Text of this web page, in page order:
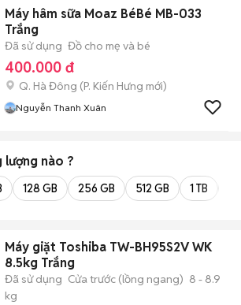
Máy hâm sữa Moaz BéBé MB-033
Trắng
Đã sử dụng Đồ cho mẹ và bé
400.000 đ
Q. Hà Đông (P. Kiến Hưng mới)
Nguyễn Thanh Xuân
lượng nào ?
128 GB 256 GB 512 GB 1 TB
Máy giặt Toshiba TW-BH95S2V WK
8.5kg Trắng
Đã sử dụng Cửa trước (lồng ngang) 8 - 8.9
kg